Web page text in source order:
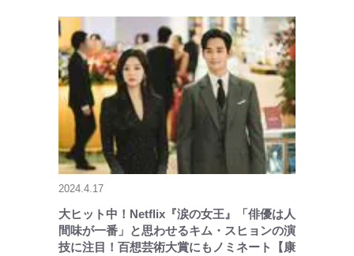
2024.4.17
大ヒット中！Netflix『涙の女王』「俳優は人
間味が一番」と思わせるキム・スヒョンの演
技に注目！百想芸術大賞にもノミネート【康